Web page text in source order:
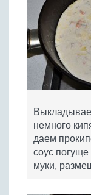
немного
даем
соус
муки,